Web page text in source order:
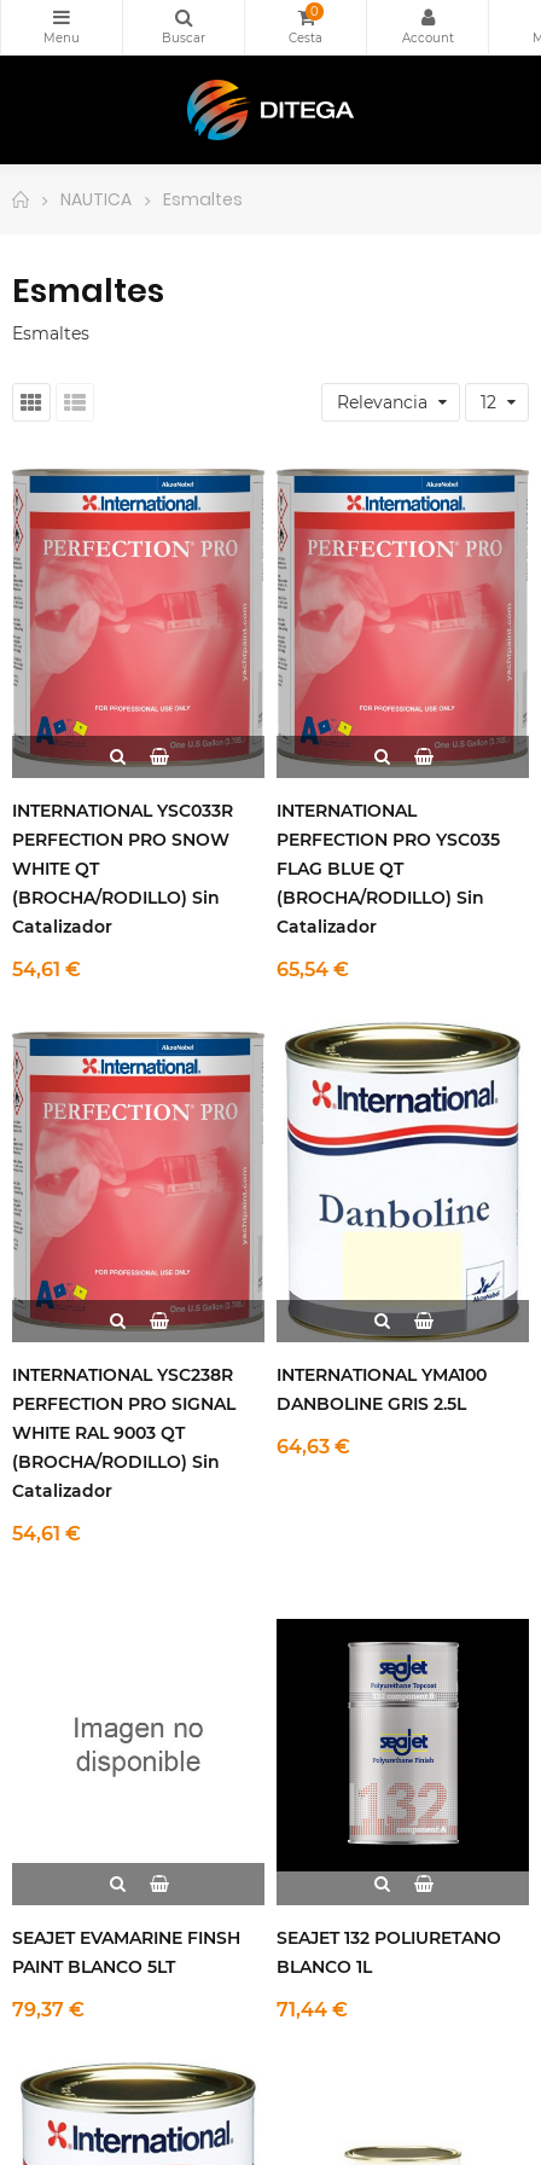
0
NAUTICA Esmaltes
Esmaltes
Esmaltes
Relevancia 12
INTERNATIONAL YSC033R
PERFECTION PRO SNOW
WHITE QT
(BROCHA/RODILLO) Sin
Catalizador
54,61 €
INTERNATIONAL
PERFECTION PRO YSC035
FLAG BLUE QT
(BROCHA/RODILLO) Sin
Catalizador
65,54 €
INTERNATIONAL YSC238R
PERFECTION PRO SIGNAL
WHITE RAL 9003 QT
(BROCHA/RODILLO) Sin
Catalizador
54,61 €
INTERNATIONAL YMA100
DANBOLINE GRIS 2.5L
64,63 €
SEAJET EVAMARINE FINSH
PAINT BLANCO 5LT
79,37 €
SEAJET 132 POLIURETANO
BLANCO 1L
71,44 €